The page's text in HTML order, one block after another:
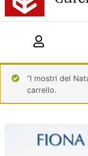
“I mostri del
carrello.